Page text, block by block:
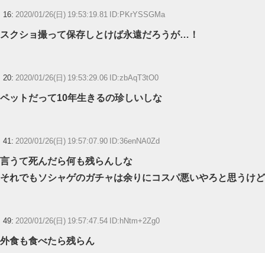
16: 2020/01/26(日) 19:53:19.81 ID:PKrYSSGMa
スクショ撮って保存しとけば永遠だろうが…！
20: 2020/01/26(日) 19:53:29.06 ID:zbAqT3tO0
ペットだって10年生きるの珍しいしな
41: 2020/01/26(日) 19:57:07.90 ID:36enNA0Zd
言うて死んだら何も残らんしな
それでもソシャゲのガチャは余りにコスパ悪いやろと思うけど
49: 2020/01/26(日) 19:57:47.54 ID:hNtm+2Zg0
外食も食べたら残らん